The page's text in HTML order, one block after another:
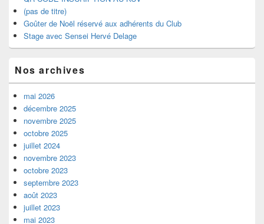
(pas de titre)
Goûter de Noël réservé aux adhérents du Club
Stage avec Sensei Hervé Delage
Nos archives
mai 2026
décembre 2025
novembre 2025
octobre 2025
juillet 2024
novembre 2023
octobre 2023
septembre 2023
août 2023
juillet 2023
mai 2023